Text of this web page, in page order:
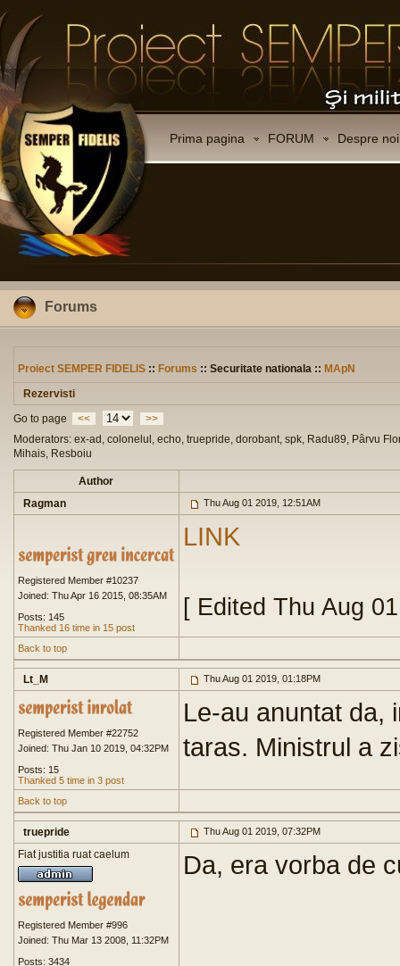
Prima pagina FORUM Despre noi
Forums
Proiect SEMPER FIDELIS :: Forums :: Securitate nationala :: MApN
Rezervisti
Go to page
<<
>>
Moderators: ex-ad, colonelul, echo, truepride, dorobant, spk, Radu89, Pârvu
Mihais, Resboiu
Author
Ragman
Thu Aug 01 2019, 12:51AM
Registered Member #10237
Joined: Thu Apr 16 2015, 08:35AM
Posts: 145
Thanked 16 time in 15 post
LINK
[ Edited Thu Aug
Back to top
Lt_M Thu Aug 01 2019, 01:18PM
Registered Member #22752
Joined: Thu Jan 10 2019, 04:32PM
Posts: 15
Thanked 5 time in 3 post
Le-au anuntat da,
taras. Ministrul a
Back to top
truepride Thu Aug 01 2019, 07:32PM
Fiat justitia ruat caelum
Registered Member #996
Joined: Thu Mar 13 2008, 11:32PM
Posts: 3434
Da, era vorba de